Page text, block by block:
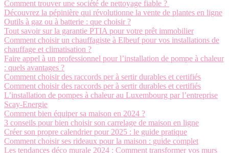
Comment trouver une société de nettoyage fiable ?
Découvrez la pépinière qui révolutionne la vente de plantes en ligne
Outils à gaz ou à batterie : que choisir ?
Tout savoir sur la garantie PTIA pour votre prêt immobilier
Comment choisir un chauffagiste à Elbeuf pour vos installations de
chauffage et climatisation ?
Faire appel à un professionnel pour l’installation de pompe à chaleur
: quels avantages ?
Comment choisir des raccords per à sertir durables et certifiés
Comment choisir des raccords per à sertir durables et certifiés
L’installation de pompes à chaleur au Luxembourg par l’entreprise
Scay-Energie
Comment bien équiper sa maison en 2024 ?
3 conseils pour bien choisir son carrelage de maison en ligne
Créer son propre calendrier pour 2025 : le guide pratique
Comment choisir ses rideaux pour la maison : guide complet
Les tendances déco murale 2024 : Comment transformer vos murs